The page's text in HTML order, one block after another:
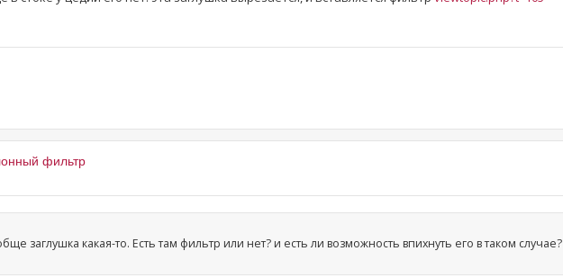
фильтр
заглушка какая-то. Есть там фильтр или нет? и есть ли возможность впихнуть его в таком случае?